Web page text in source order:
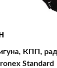
КПП,
Standard